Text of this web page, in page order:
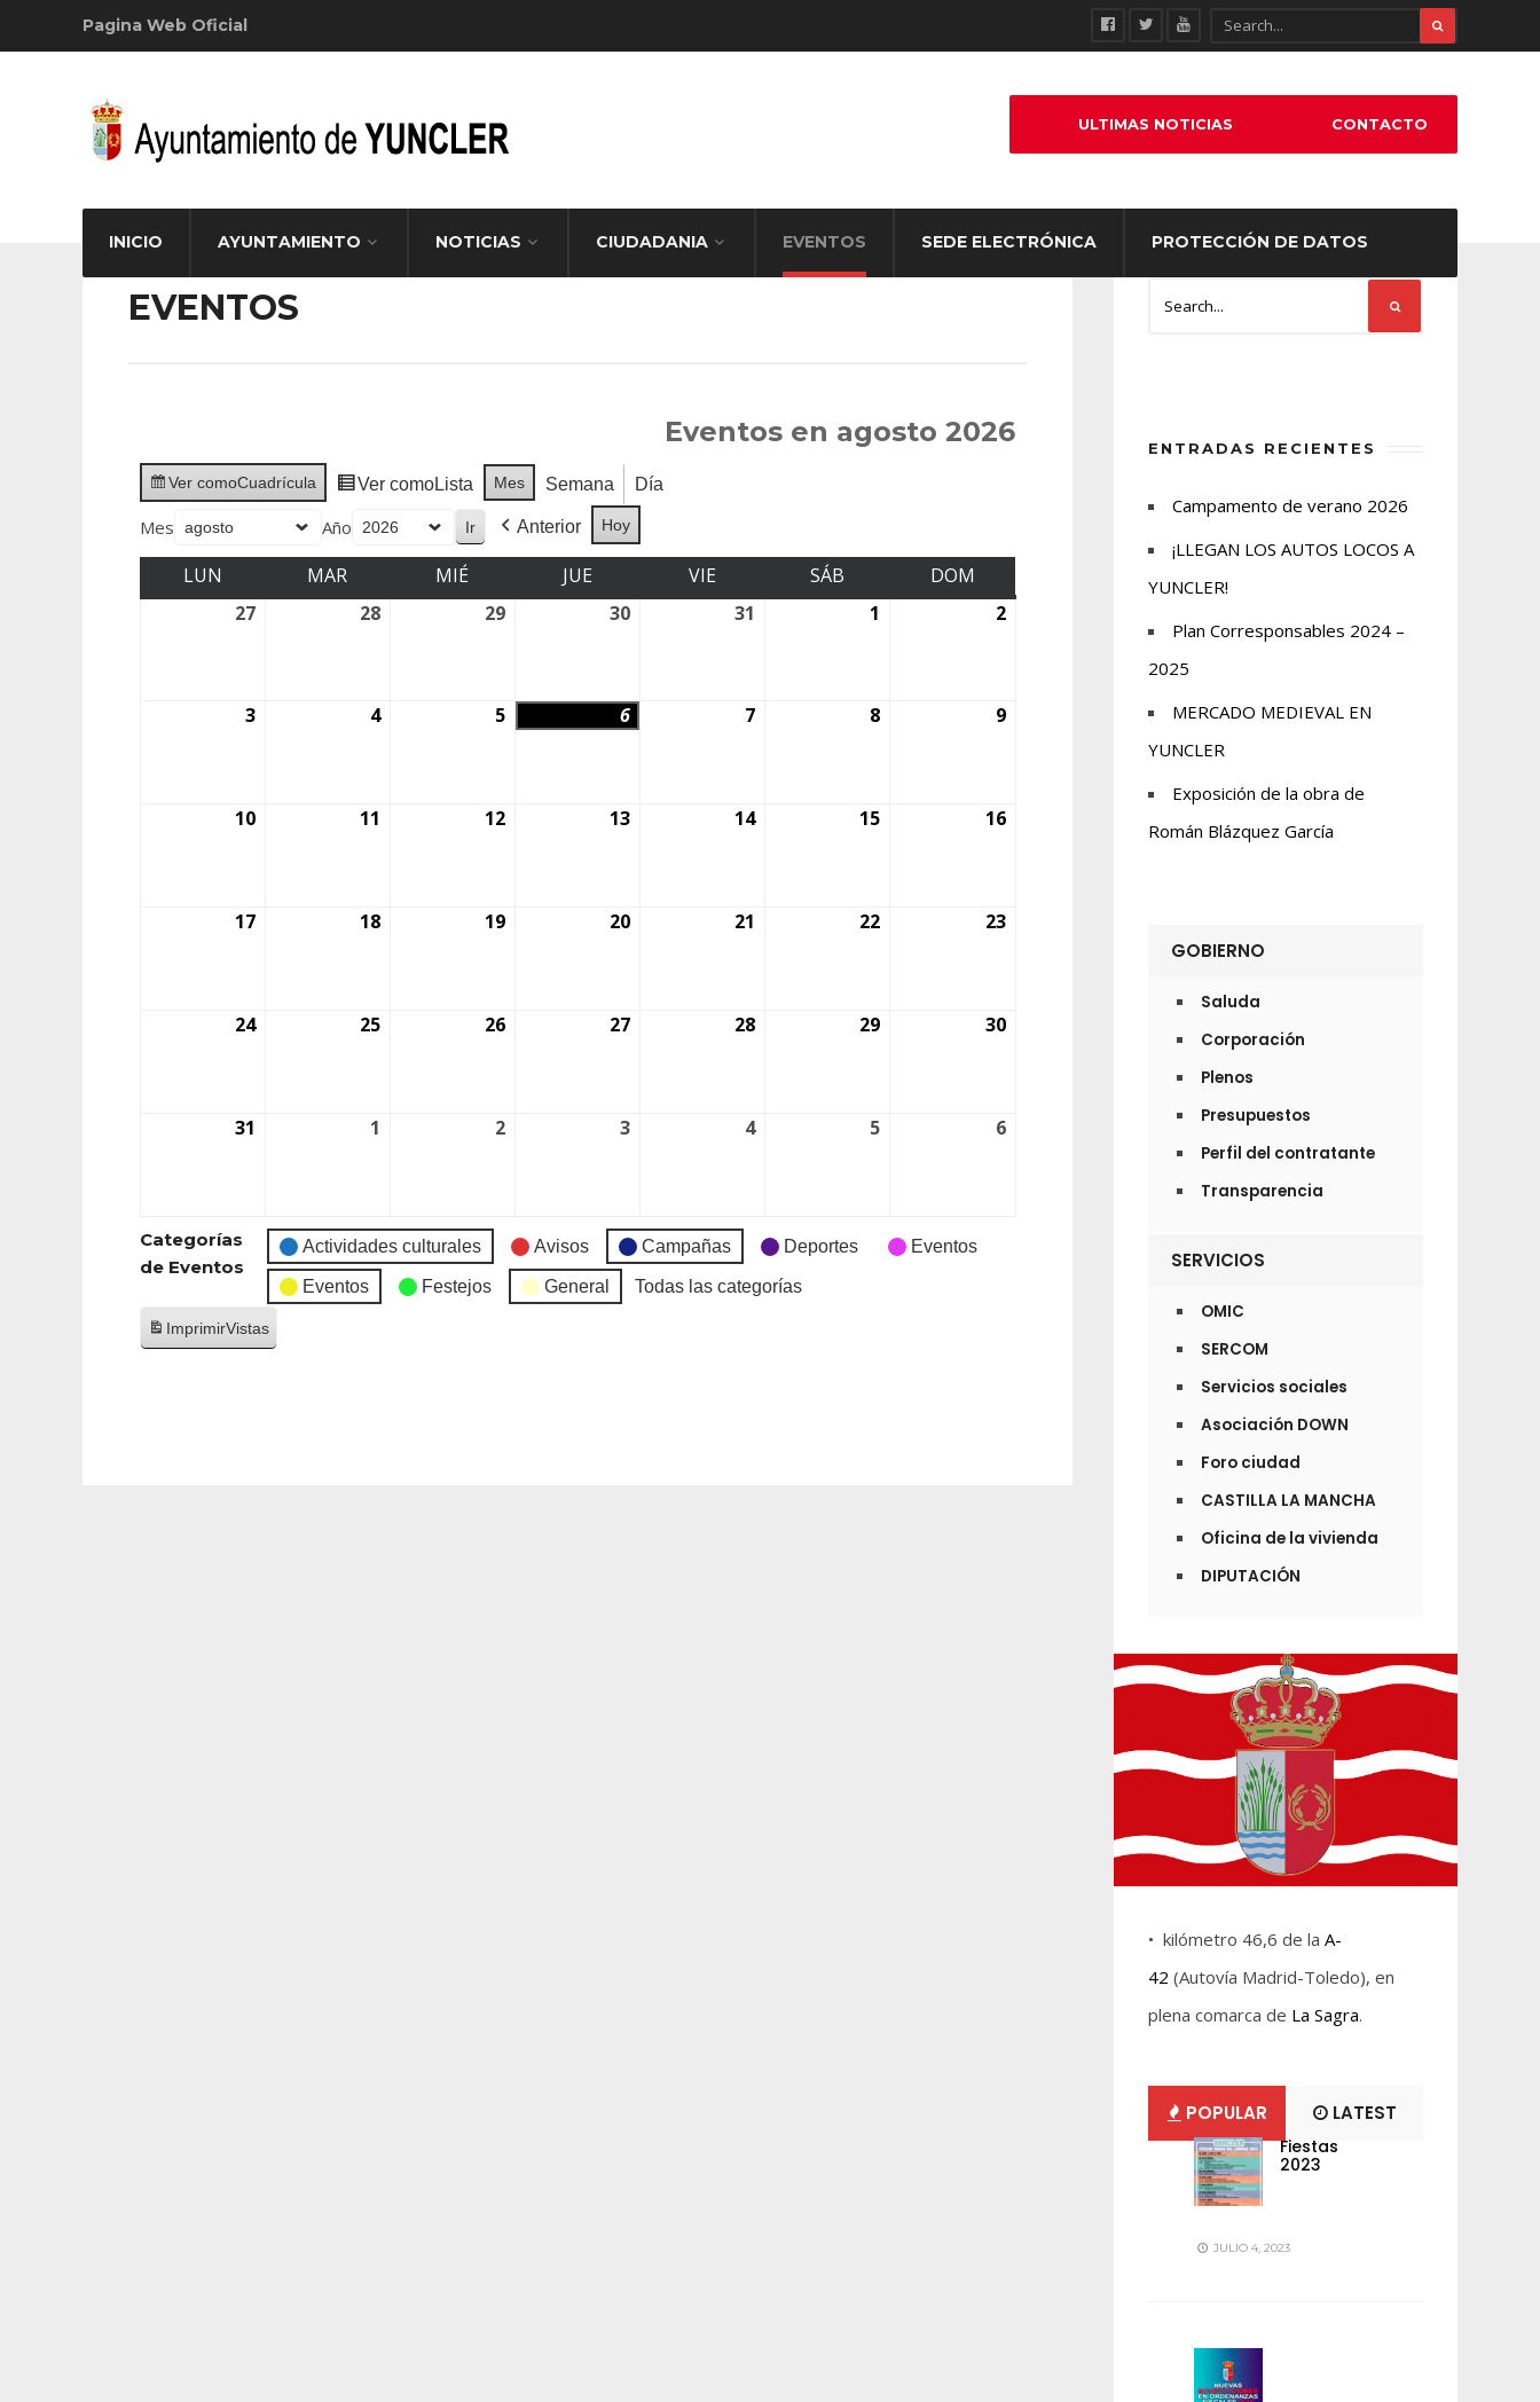
Pagina Web Oficial
INICIO AYUNTAMIENTO NOTICIAS CIUDADANIA EVENTOS SEDE ELECTRÓNICA PROTECCIÓN DE DATOS
ULTIMAS NOTICIAS CONTACTO
EVENTOS
Eventos en agosto 2026
Ver comoCuadrícula Ver comoLista Mes Semana Día
Mes Año Anterior Hoy
LUN MAR MIÉ JUE VIE SÁB
DOM
27
28 29 30 31 1 2
3 4 5 6 7 8 9
10 11 12 13 14 15 16
17 18 19 20 21 22 23
24 25 26 27 28 29 30
31 1 2 3 4 5 6
Categorías
de Eventos
Actividades culturales Avisos Campañas Deportes Eventos
Eventos Festejos General Todas las categorías
ImprimirVistas
ENTRADAS RECIENTES
Campamento de verano 2026
¡LLEGAN LOS AUTOS LOCOS A
YUNCLER!
Plan Corresponsables 2024 –
2025
MERCADO MEDIEVAL EN
YUNCLER
Exposición de la obra de
Román Blázquez García
GOBIERNO
Saluda
Corporación
Plenos
Presupuestos
Perfil del contratante
Transparencia
SERVICIOS
OMIC
SERCOM
Servicios sociales
Asociación DOWN
Foro ciudad
CASTILLA LA MANCHA
Oficina de la vivienda
DIPUTACIÓN
• kilómetro 46,6 de la A-
42 (Autovía Madrid-Toledo), en
plena comarca de La Sagra.
POPULAR LATEST
Fiestas
2023
JULIO 4, 2023